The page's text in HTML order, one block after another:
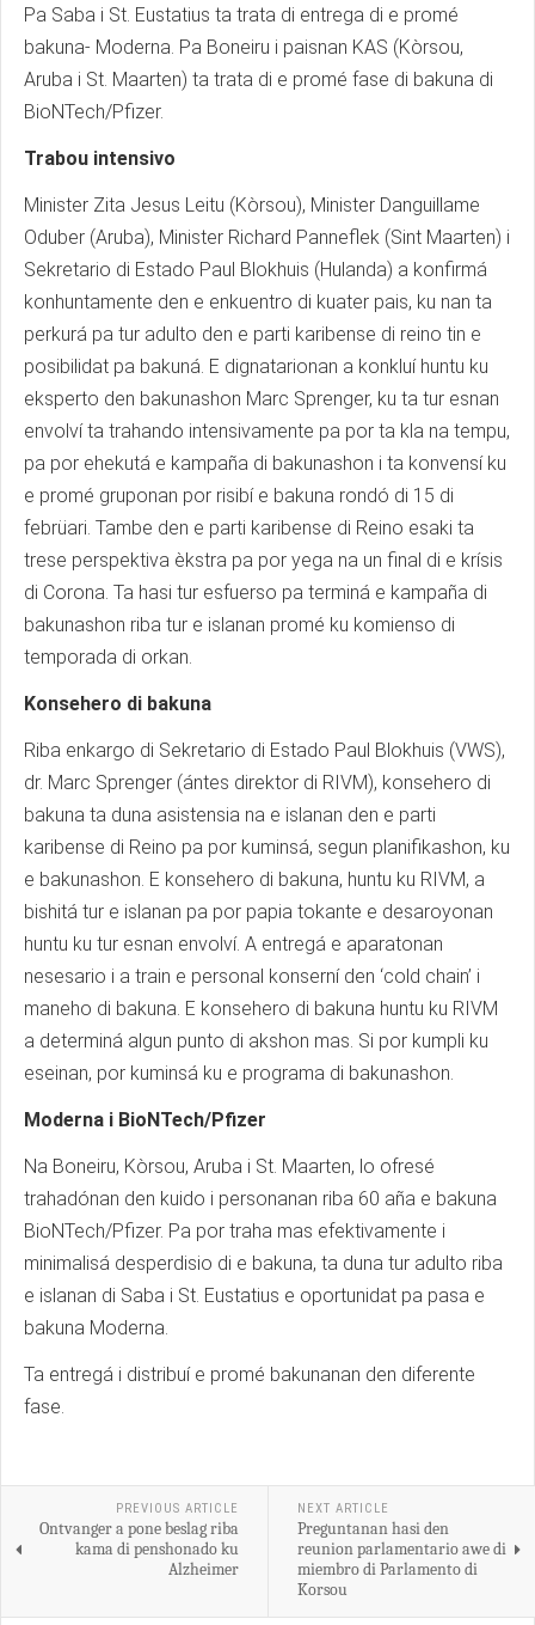
Pa Saba i St. Eustatius ta trata di entrega di e promé
bakuna- Moderna. Pa Boneiru i paisnan KAS (Kòrsou,
Aruba i St. Maarten) ta trata di e promé fase di bakuna di
BioNTech/Pfizer.
Trabou intensivo
Minister Zita Jesus Leitu (Kòrsou), Minister Danguillame
Oduber (Aruba), Minister Richard Panneflek (Sint Maarten) i
Sekretario di Estado Paul Blokhuis (Hulanda) a konfirmá
konhuntamente den e enkuentro di kuater pais, ku nan ta
perkurá pa tur adulto den e parti karibense di reino tin e
posibilidat pa bakuná. E dignatarionan a konkluí huntu ku
eksperto den bakunashon Marc Sprenger, ku ta tur esnan
envolví ta trahando intensivamente pa por ta kla na tempu,
pa por ehekutá e kampaña di bakunashon i ta konvensí ku
e promé gruponan por risibí e bakuna rondó di 15 di
febrüari. Tambe den e parti karibense di Reino esaki ta
trese perspektiva èkstra pa por yega na un final di e krísis
di Corona. Ta hasi tur esfuerso pa terminá e kampaña di
bakunashon riba tur e islanan promé ku komienso di
temporada di orkan.
Konsehero di bakuna
Riba enkargo di Sekretario di Estado Paul Blokhuis (VWS),
dr. Marc Sprenger (ántes direktor di RIVM), konsehero di
bakuna ta duna asistensia na e islanan den e parti
karibense di Reino pa por kuminsá, segun planifikashon, ku
e bakunashon. E konsehero di bakuna, huntu ku RIVM, a
bishitá tur e islanan pa por papia tokante e desaroyonan
huntu ku tur esnan envolví. A entregá e aparatonan
nesesario i a train e personal konserní den ‘cold chain’ i
maneho di bakuna. E konsehero di bakuna huntu ku RIVM
a determiná algun punto di akshon mas. Si por kumpli ku
eseinan, por kuminsá ku e programa di bakunashon.
Moderna i BioNTech/Pfizer
Na Boneiru, Kòrsou, Aruba i St. Maarten, lo ofresé
trahadónan den kuido i personanan riba 60 aña e bakuna
BioNTech/Pfizer. Pa por traha mas efektivamente i
minimalisá desperdisio di e bakuna, ta duna tur adulto riba
e islanan di Saba i St. Eustatius e oportunidat pa pasa e
bakuna Moderna.
Ta entregá i distribuí e promé bakunanan den diferente
fase.
PREVIOUS ARTICLE
Ontvanger a pone beslag riba
kama di penshonado ku
Alzheimer
NEXT ARTICLE
Preguntanan hasi den
reunion parlamentario awe di
miembro di Parlamento di
Korsou